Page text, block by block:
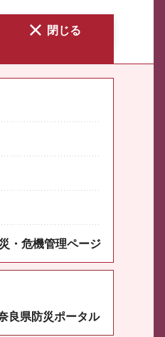
閉じる
・危機管理ページ
良県防災ポータル